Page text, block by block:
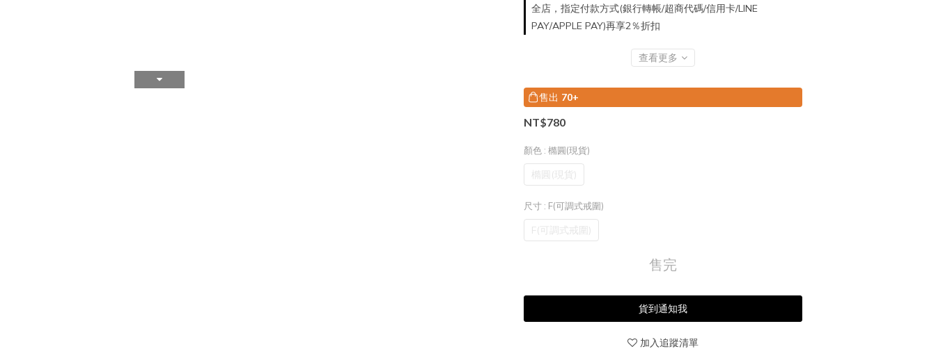
全店，指定付款方式(銀行轉帳/超商代碼/信用卡/LINE
PAY/APPLE PAY)再享2％折扣
查看更多
售出 70+
NT$780
顏色 : 橢圓(現貨)
橢圓(現貨)
尺寸 : F(可調式戒圍)
F(可調式戒圍)
售完
貨到通知我
加入追蹤清單